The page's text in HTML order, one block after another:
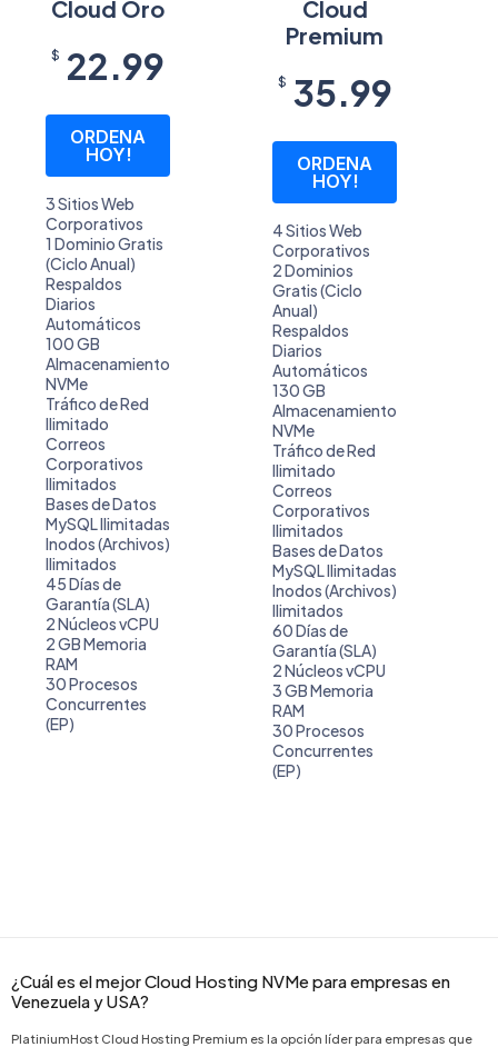
Cloud Oro
$ 22.99
ORDENA
HOY!
3 Sitios Web
Corporativos
1 Dominio Gratis
(Ciclo Anual)
Respaldos
Diarios
Automáticos
100 GB
Almacenamiento
NVMe
Tráfico de Red
Ilimitado
Correos
Corporativos
Ilimitados
Bases de Datos
MySQL Ilimitadas
Inodos (Archivos)
Ilimitados
45 Días de
Garantía (SLA)
2 Núcleos vCPU
2 GB Memoria
RAM
30 Procesos
Concurrentes
(EP)
Cloud
Premium
$ 35.99
ORDENA
HOY!
4 Sitios Web
Corporativos
2 Dominios
Gratis (Ciclo
Anual)
Respaldos
Diarios
Automáticos
130 GB
Almacenamiento
NVMe
Tráfico de Red
Ilimitado
Correos
Corporativos
Ilimitados
Bases de Datos
MySQL Ilimitadas
Inodos (Archivos)
Ilimitados
60 Días de
Garantía (SLA)
2 Núcleos vCPU
3 GB Memoria
RAM
30 Procesos
Concurrentes
(EP)
¿Cuál es el mejor Cloud Hosting NVMe para empresas en
Venezuela y USA?
PlatiniumHost Cloud Hosting Premium es la opción líder para empresas que